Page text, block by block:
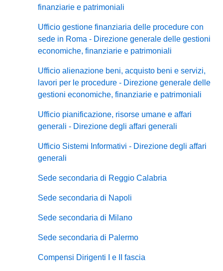
finanziarie e patrimoniali
Ufficio gestione finanziaria delle procedure con
sede in Roma - Direzione generale delle gestioni
economiche, finanziarie e patrimoniali
Ufficio alienazione beni, acquisto beni e servizi,
lavori per le procedure - Direzione generale delle
gestioni economiche, finanziarie e patrimoniali
Ufficio pianificazione, risorse umane e affari
generali - Direzione degli affari generali
Ufficio Sistemi Informativi - Direzione degli affari
generali
Sede secondaria di Reggio Calabria
Sede secondaria di Napoli
Sede secondaria di Milano
Sede secondaria di Palermo
Compensi Dirigenti I e II fascia